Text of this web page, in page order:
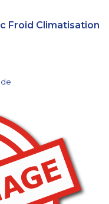
Froid Climatisation